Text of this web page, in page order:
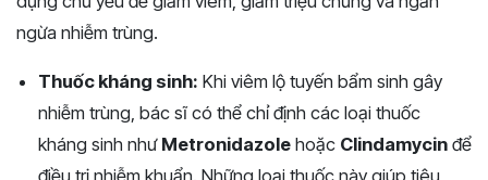
ngừa nhiễm trùng.
Thuốc kháng sinh: Khi viêm lộ tuyến bẩm sinh gây
nhiễm trùng, bác sĩ có thể chỉ định các loại thuốc
kháng sinh như Metronidazole hoặc Clindamycin để
điều trị nhiễm khuẩn. Những loại thuốc này giúp tiêu